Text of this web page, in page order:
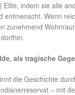
Elite, indem sie alle
entmenscht. Wenn
zunehmend
als tragische
die Geschichte
– mit